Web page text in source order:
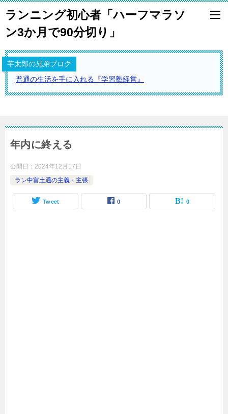
ランニング初心者「ハーフマラソ
ン3か月で90分切り」
芋太郎の兄弟ブログ
普通の生活を手に入れる『学習塾経営』
年内に終える
公開日： 2024年12月17日
ラン中富土通の主義・主張
Tweet 0 0